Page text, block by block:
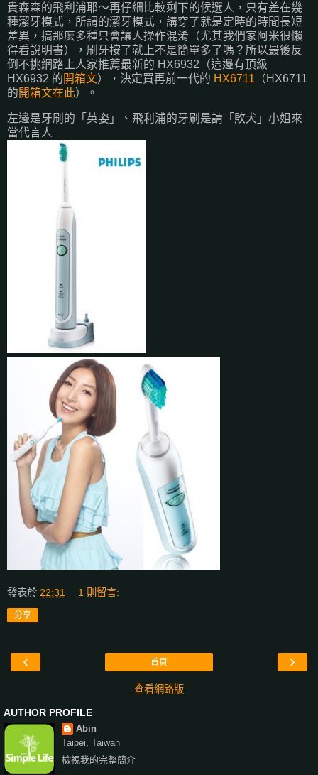
貴森森的飛利浦耶～再仔細比較剩下的候選人，只有差在幾
種潔牙模式，所謂的潔牙模式，講穿了就是定時的時間長短
差異，搞那麼多種只會讓人操作混淆（尤其我們家阿米很懶
得看說明書），刷牙按了就上不是簡單多了嗎？所以最後反
倒不挑網路上人家推薦最新的 HX6932（這邊有頂級
HX6932 的開箱文），決定買再前一代的 HX6711 （HX6711
的開箱文在此）。
左邊是牙刷的「英姿」、飛利浦的牙刷是請「敗犬」小姐來
當代言人
發表於 22:31 1 則留言:
分享
‹ ›
首頁
查看網路版
AUTHOR PROFILE
Abin
Taipei, Taiwan
檢視我的完整簡介